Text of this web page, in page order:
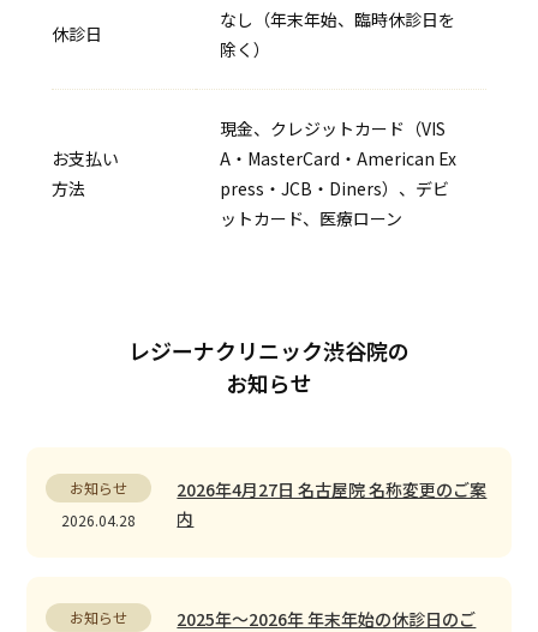
無料カウンセリング予約
休診日
なし（年末年始、臨時休診日を
除く）
お支払い
方法
現金、クレジットカード（VIS
A・MasterCard・American Ex
press・JCB・Diners）、デビ
ットカード、医療ローン
レジーナクリニック渋谷院の
お知らせ
お知らせ
2026.04.28
2026年4月27日 名古屋院 名称変更のご案
内
お知らせ
2025年〜2026年 年末年始の休診日のご